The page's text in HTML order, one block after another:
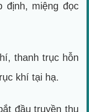
định, miệng đọc
thanh trục hỗn
khí tại hạ.
đầu truyền thụ